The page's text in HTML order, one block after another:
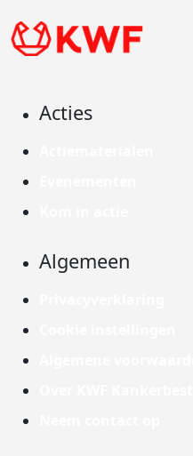
Acties
Algemeen